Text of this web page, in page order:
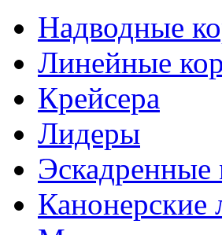
Надводные
Линейные
Крейсера
Лидеры
Канонерские